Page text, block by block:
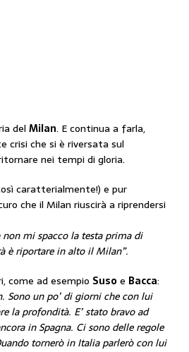
del Milan. E continua a farla,
crisi che si è riversata sul
nei tempi di gloria.
caratterialmente!) e pur
che il Milan riuscirà a riprendersi
mi spacco la testa prima di
è riportare in alto il Milan”.
come ad esempio Suso e Bacca:
Sono un po’ di giorni che con lui
la profondità. E’ stato bravo ad
in Spagna. Ci sono delle regole
tornerò in Italia parlerò con lui